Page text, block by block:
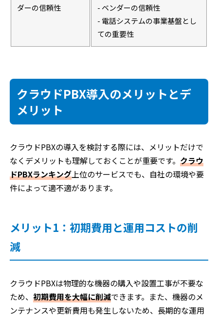
ダーの信頼性
- ベンダーの信頼性
- 電話システムの事業基盤とし
ての重要性
クラウドPBX導入のメリットとデ
メリット
クラウドPBXの導入を検討する際には、メリットだけで
なくデメリットも理解しておくことが重要です。 クラウ
ドPBXランキング 上位のサービスでも、自社の環境や要
件によって適不適があります。
メリット1：初期費用と運用コストの削
減
クラウドPBXは物理的な機器の購入や設置工事が不要な
ため、 初期費用を大幅に削減できます。また、機器のメ
ンテナンスや更新費用も発生しないため、長期的な運用